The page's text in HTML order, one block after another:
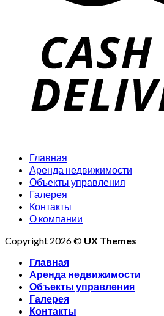
Главная
Аренда недвижимости
Объекты управления
Галерея
Контакты
О компании
Copyright 2026 © UX Themes
Главная
Аренда недвижимости
Объекты управления
Галерея
Контакты